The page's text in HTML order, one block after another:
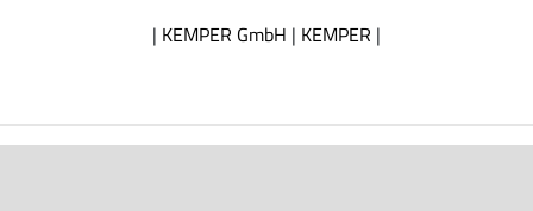
| KEMPER GmbH | KEMPER |